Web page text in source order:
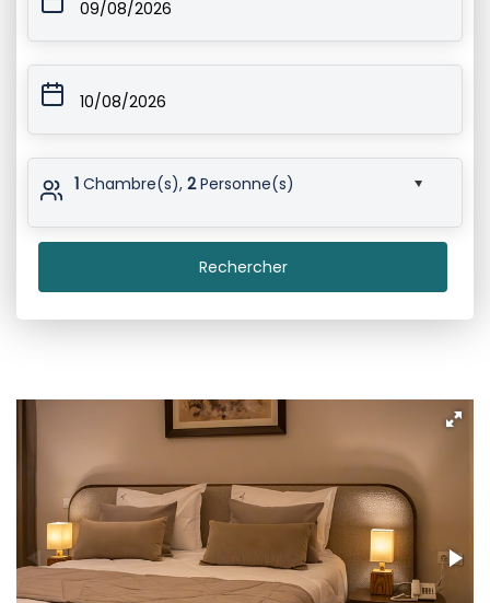
09/08/2026
10/08/2026
1 Chambre(s),2Personne(s)
Rechercher